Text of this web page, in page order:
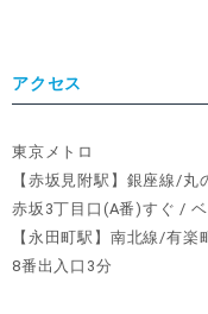
アクセス
東京メトロ
【赤坂見附駅】銀座線/丸
赤坂3丁目口(A番)すぐ /
【永田町駅】南北線/有楽
8番出入口3分